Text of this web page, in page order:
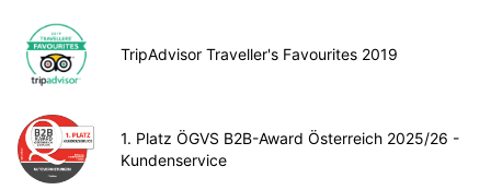
TripAdvisor Traveller's Favourites 2019
1. Platz ÖGVS B2B-Award Österreich 2025/26 -
Kundenservice